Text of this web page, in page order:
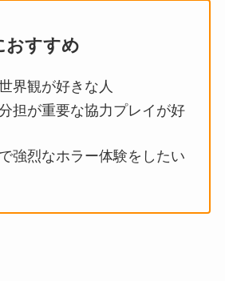
おすすめ
界観が好きな人
担が重要な協力プレイが好
強烈なホラー体験をしたい